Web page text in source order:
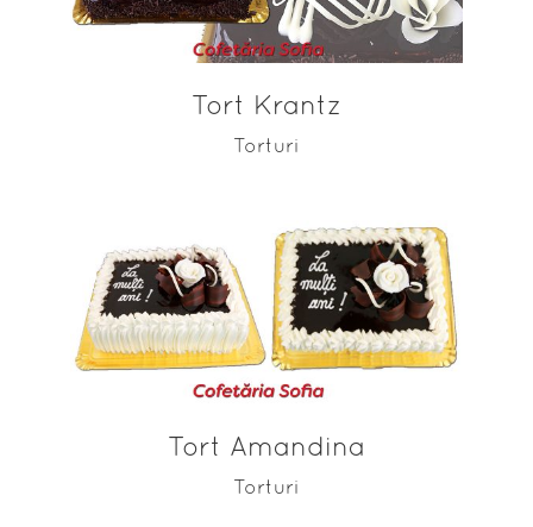
Tort Krantz
Torturi
ADAUGĂ ÎN COȘ
Tort Amandina
Torturi